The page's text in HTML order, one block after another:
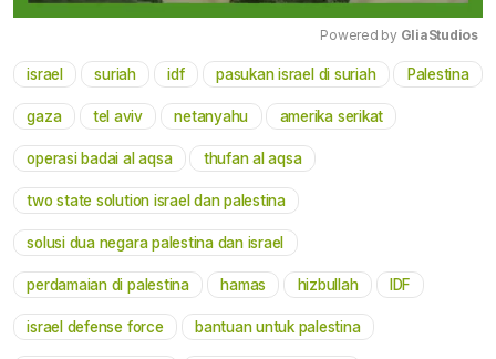
Mute
Powered by GliaStudios
israel suriah idf pasukan israel di suriah Palestina
gaza tel aviv netanyahu amerika serikat
operasi badai al aqsa thufan al aqsa
two state solution israel dan palestina
solusi dua negara palestina dan israel
perdamaian di palestina hamas hizbullah IDF
israel defense force bantuan untuk palestina